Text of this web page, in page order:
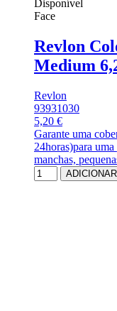
Disponível
Face
Revlon
Medium
Revlon
93931030
5,20 €
Garante uma
24horas)para
manchas,
ADICIONAR